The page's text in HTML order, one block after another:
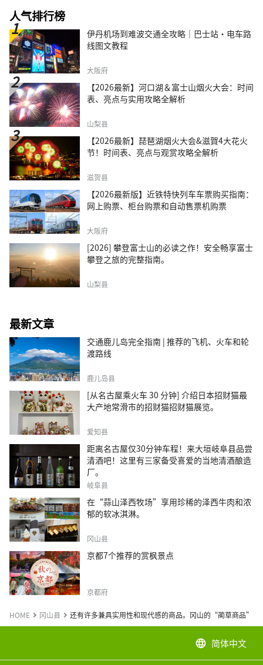
人气排行榜
伊丹机场到难波交通全攻略｜巴士站・电车路
线图文教程
大阪府
【2026最新】河口湖＆富士山烟火大会：时间
表、亮点与实用攻略全解析
山梨县
【2026最新】琵琶湖烟火大会&滋賀4大花火
节！时间表、亮点与观赏攻略全解析
滋贺县
【2026最新版】近铁特快列车车票购买指南：
网上购票、柜台购票和自动售票机购票
大阪府
[2026] 攀登富士山的必读之作！安全畅享富士
攀登之旅的完整指南。
山梨县
最新文章
交通鹿儿岛完全指南 | 推荐的飞机、火车和轮
渡路线
鹿儿岛县
[从名古屋乘火车 30 分钟] 介绍日本招财猫最
大产地常滑市的招财猫招财猫展览。
爱知县
距离名古屋仅30分钟车程！来大垣岐阜县品尝
清酒吧！这里有三家备受喜爱的当地清酒酿造
厂。
岐阜县
在“蒜山泽西牧场”享用珍稀的泽西牛肉和浓
郁的软冰淇淋。
冈山县
京都7个推荐的赏枫景点
京都府
HOME 冈山县 还有许多兼具实用性和现代感的商品。冈山的“蔺草商品”
language 简体中文